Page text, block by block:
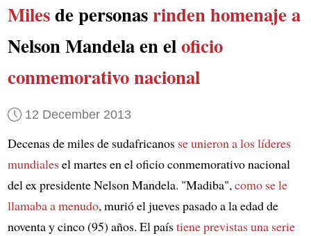
Milesde personasrinden homenaje a
Nelson Mandela en eloficio
conmemorativo nacional
12 December 2013
Decenas de miles de sudafricanos se unieron a los líderes
mundialesel martes en el oficio conmemorativo nacional
del ex presidente Nelson Mandela. "Madiba",como se le
llamaba a menudo, murió el jueves pasado a la edad de
noventa y cinco (95) años. El paístiene previstas una serie